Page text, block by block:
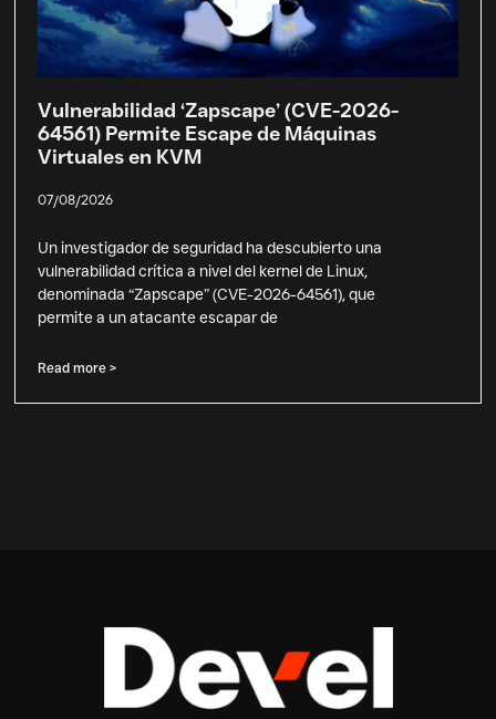
Vulnerabilidad ‘Zapscape’ (CVE-2026-
64561) Permite Escape de Máquinas
Virtuales en KVM
07/08/2026
Un investigador de seguridad ha descubierto una
vulnerabilidad crítica a nivel del kernel de Linux,
denominada “Zapscape” (CVE-2026-64561), que
permite a un atacante escapar de
Read more >